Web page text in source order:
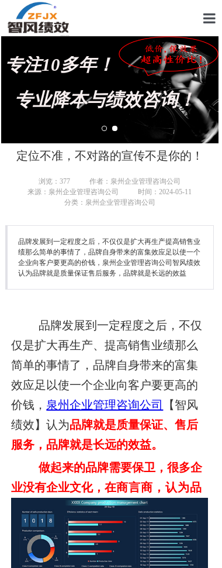
专注10多年！
专业降本与绩效咨询！
首页
关于我
管理咨
KPI绩
薪酬设
文化绩
定位不准，不对路的宣传不是你的！
浏览： 377
作者：泉州企业管理咨询公司
来源：泉州企业管理咨询公司
时间：2024-05-11
分类：泉州企业管理咨询公司
品牌发展到一定程度之后，不仅仅是扩大再生产提高销售业
绩那么简单的事情了，品牌自身带来的富集效应足以使一个
企业向客户要更高的价钱，泉州企业管理咨询公司智风绩效
认为品牌就是质量保证售后服务，品牌就是长远的效益
品牌发展到一定程度之后，不仅
仅是扩大再生产、提高销售业绩那么
简单的事情了，品牌自身带来的富集
效应足以使一个企业向客户要更高的
价钱， 泉州企业管理咨询公司
【智风
绩效】认为品牌就是质量保证、售后
服务，品牌就是长远的效益。
做起来的品牌需要保卫，很多企
业没有企业文化，在商言商，认为品